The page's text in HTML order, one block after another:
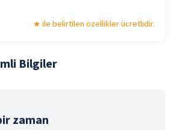
ile belirtilen özellikler ücretlidir.
Bilgiler
zaman